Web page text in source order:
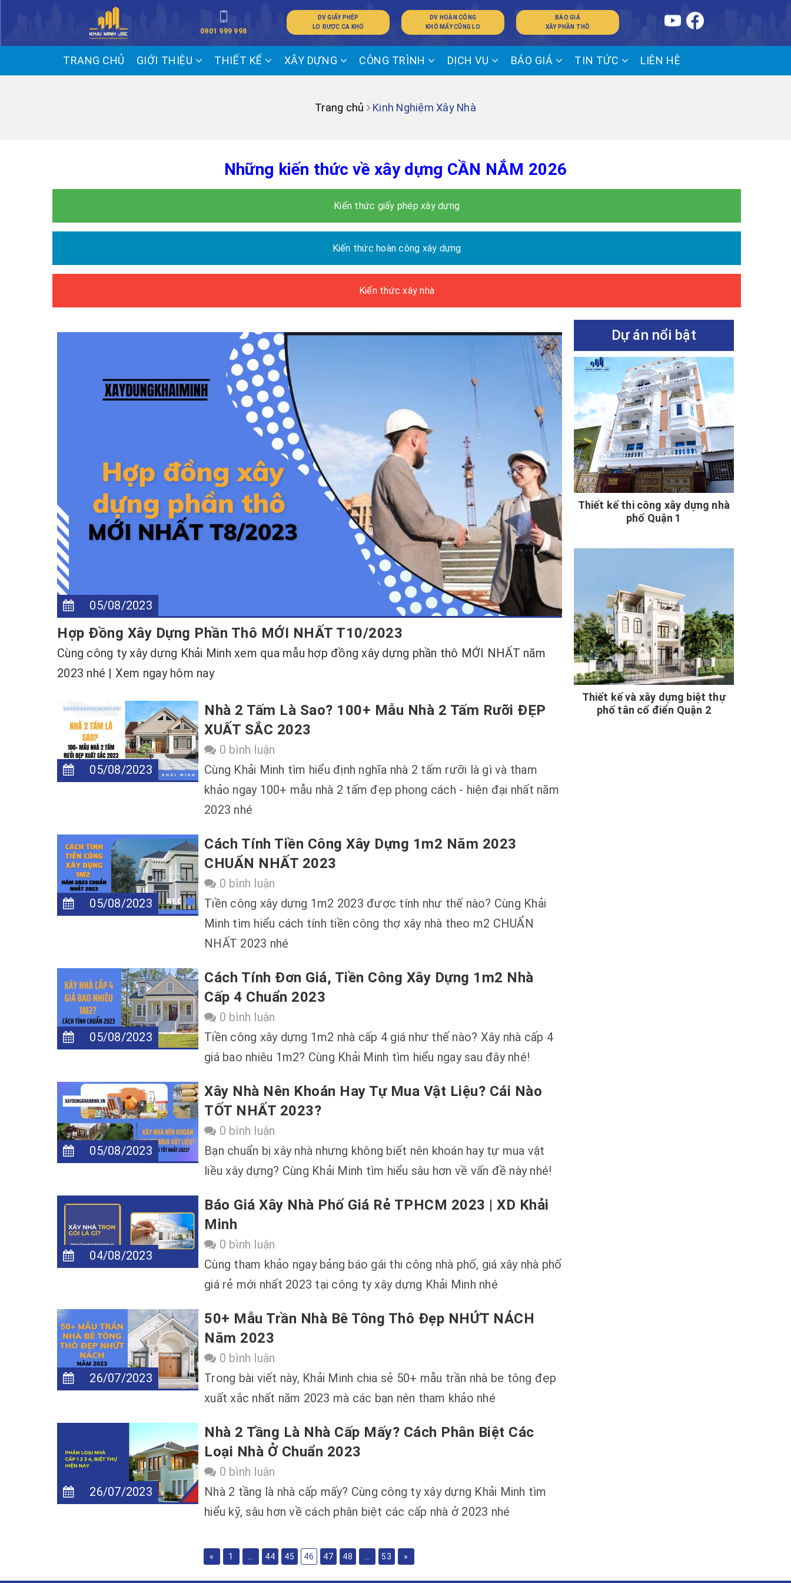
0901 999 998
DV GIẤY PHÉP
LO ĐƯỢC CA KHÓ
DV HOÀN CÔNG
KHÓ MẤY CŨNG LO
BÁO GIÁ
XÂY PHẦN THÔ
TRANG CHỦ GIỚI THIỆU THIẾT KẾ XÂY DỰNG CÔNG TRÌNH DỊCH VỤ BÁO GIÁ TIN TỨC LIÊN HỆ
Trang chủ Kinh Nghiệm Xây Nhà
Những kiến thức về xây dựng CẦN NẮM 2026
Kiến thức giấy phép xây dựng
Kiến thức hoàn công xây dựng
Kiến thức xây nhà
05/08/2023
Hợp Đồng Xây Dựng Phần Thô MỚI NHẤT T10/2023
Cùng công ty xây dựng Khải Minh xem qua mẫu hợp đồng xây dựng phần thô MỚI NHẤT năm
2023 nhé | Xem ngay hôm nay
05/08/2023
Nhà 2 Tấm Là Sao? 100+ Mẫu Nhà 2 Tấm Rưỡi ĐẸP
XUẤT SẮC 2023
0 bình luận
Cùng Khải Minh tìm hiểu định nghĩa nhà 2 tấm rưỡi là gì và tham
khảo ngay 100+ mẫu nhà 2 tấm đẹp phong cách - hiện đại nhất năm
2023 nhé
05/08/2023
Cách Tính Tiền Công Xây Dựng 1m2 Năm 2023
CHUẨN NHẤT 2023
0 bình luận
Tiền công xây dựng 1m2 2023 được tính như thế nào? Cùng Khải
Minh tìm hiểu cách tính tiền công thợ xây nhà theo m2 CHUẨN
NHẤT 2023 nhé
05/08/2023
Cách Tính Đơn Giá, Tiền Công Xây Dựng 1m2 Nhà
Cấp 4 Chuẩn 2023
0 bình luận
Tiền công xây dựng 1m2 nhà cấp 4 giá như thế nào? Xây nhà cấp 4
giá bao nhiêu 1m2? Cùng Khải Minh tìm hiểu ngay sau đây nhé!
05/08/2023
Xây Nhà Nên Khoán Hay Tự Mua Vật Liệu? Cái Nào
TỐT NHẤT 2023?
0 bình luận
Bạn chuẩn bị xây nhà nhưng không biết nên khoán hay tự mua vật
liều xây dựng? Cùng Khải Minh tìm hiểu sâu hơn về vấn đề này nhé!
04/08/2023
Báo Giá Xây Nhà Phố Giá Rẻ TPHCM 2023 | XD Khải
Minh
0 bình luận
Cùng tham khảo ngay bảng báo gái thi công nhà phố, giá xây nhà phố
giá rẻ mới nhất 2023 tại công ty xây dựng Khải Minh nhé
26/07/2023
50+ Mẫu Trần Nhà Bê Tông Thô Đẹp NHỨT NÁCH
Năm 2023
0 bình luận
Trong bài viết này, Khải Minh chia sẻ 50+ mẫu trần nhà be tông đẹp
xuất xắc nhất năm 2023 mà các bạn nên tham khảo nhé
26/07/2023
Nhà 2 Tầng Là Nhà Cấp Mấy? Cách Phân Biệt Các
Loại Nhà Ở Chuẩn 2023
0 bình luận
Nhà 2 tầng là nhà cấp mấy? Cùng công ty xây dựng Khải Minh tìm
hiểu kỹ, sâu hơn về cách phân biệt các cấp nhà ở 2023 nhé
« 1 44 45 46 47 48 53 »
Dự án nổi bật
Thiết kế thi công xây dựng nhà
phố Quận 1
Thiết kế và xây dựng biệt thự
phố tân cổ điển Quận 2